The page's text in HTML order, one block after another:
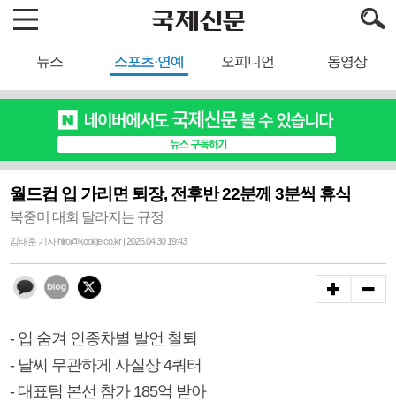
뉴스 스포츠·연예 오피니언 동영상
월드컵 입 가리면 퇴장, 전후반 22분께 3분씩 휴식
북중미 대회 달라지는 규정
김태훈 기자 hiro@kookje.co.kr | 2026.04.30 19:43
- 입 숨겨 인종차별 발언 철퇴
- 날씨 무관하게 사실상 4쿼터
- 대표팀 본선 참가 185억 받아